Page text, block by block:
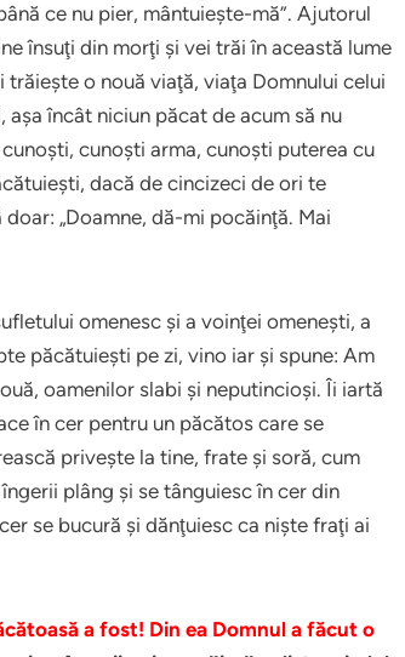
ce nu pier, mântuieşte-mă”. Ajutorul
însuţi din morţi şi vei trăi în această lume
o nouă viaţă, viaţa Domnului celui
încât niciun păcat de acum să nu
cunoşti arma, cunoşti puterea cu
dacă de cincizeci de ori te
„Doamne, dă-mi pocăinţă. Mai
omenesc şi a voinţei omeneşti, a
păcătuieşti pe zi, vino iar şi spune: Am
oamenilor slabi şi neputincioşi. Îi iartă
în cer pentru un păcătos care se
priveşte la tine, frate şi soră, cum
plâng şi se tânguiesc în cer din
se bucură şi dănţuiesc ca nişte fraţi ai
a fost! Din ea Domnul a făcut o